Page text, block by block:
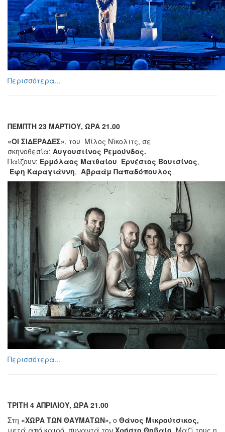
Περισσότερα...
ΠΕΜΠΤΗ 23 ΜΑΡΤΙΟΥ, ΩΡΑ 21.00
«ΟΙ ΣΙΔΕΡΑΔΕΣ», του Μίλος Νίκολιτς, σε
σκηνοθεσία: Αυγουστίνος Ρεμούνδος.
Παίζουν: Ερμόλαος Ματθαίου Ερνέστος Βουτσίνος,
Έφη Καραγιάννη, Αβραάμ Παπαδόπουλος
Περισσότερα...
ΤΡΙΤΗ 4 ΑΠΡΙΛΙΟΥ, ΩΡΑ 21.00
Στη «ΧΩΡΑ ΤΩΝ ΘΑΥΜΑΤΩΝ», ο Θάνος Μικρούτσικος,
μετά από καιρό, συναντά τον Χρήστο Θηβαίο . Μαζί τους η